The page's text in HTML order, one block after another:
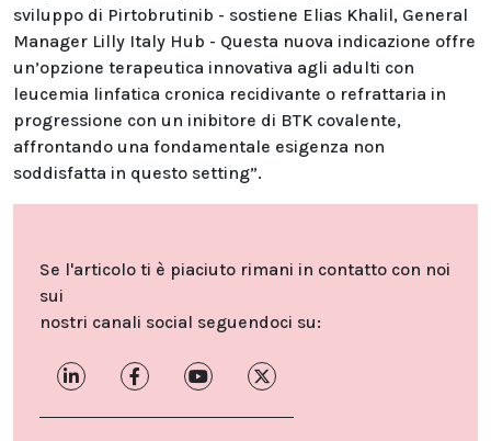
sviluppo di Pirtobrutinib - sostiene Elias Khalil, General
Manager Lilly Italy Hub - Questa nuova indicazione offre
un’opzione terapeutica innovativa agli adulti con
leucemia linfatica cronica recidivante o refrattaria in
progressione con un inibitore di BTK covalente,
affrontando una fondamentale esigenza non
soddisfatta in questo setting”.
Se l'articolo ti è piaciuto rimani in contatto con noi
sui
nostri canali social seguendoci su: